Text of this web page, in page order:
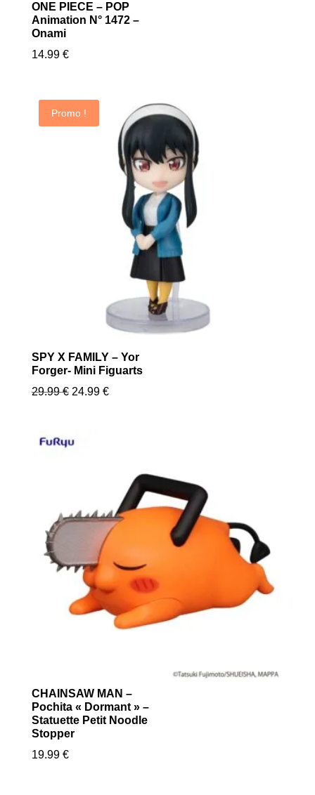
ONE PIECE – POP
Animation N° 1472 –
Onami
14.99 €
Promo !
SPY X FAMILY – Yor
Forger- Mini Figuarts
29.99€ Le
était :
24.99 €Le
CHAINSAW MAN –
Pochita « Dormant » –
Statuette Petit Noodle
Stopper
19.99 €